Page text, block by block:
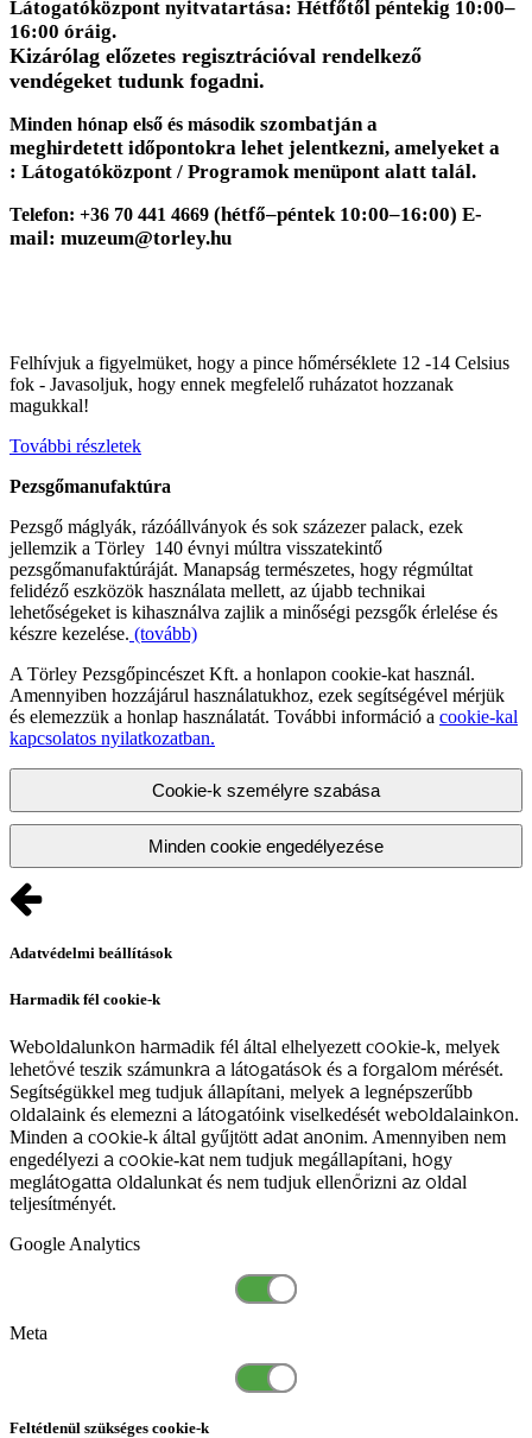
Látogatóközpont nyitvatartása: Hétfőtől péntekig 10:00–
16:00 óráig.
Kizárólag előzetes regisztrációval rendelkező
vendégeket tudunk fogadni.
Minden hónap első és második szombatján a
meghirdetett időpontokra lehet jelentkezni, amelyeket a
: Látogatóközpont / Programok menüpont alatt talál.
Telefon: +36 70 441 4669 (hétfő–péntek 10:00–16:00) E-
mail: muzeum@torley.hu
Felhívjuk a figyelmüket, hogy a pince hőmérséklete 12 -14 Celsius
fok - Javasoljuk, hogy ennek megfelelő ruházatot hozzanak
magukkal!
További részletek
Pezsgőmanufaktúra
Pezsgő máglyák, rázóállványok és sok százezer palack, ezek
jellemzik a Törley 140 évnyi múltra visszatekintő
pezsgőmanufaktúráját. Manapság természetes, hogy régmúltat
felidéző eszközök használata mellett, az újabb technikai
lehetőségeket is kihasználva zajlik a minőségi pezsgők érlelése és
készre kezelése. (tovább)
A Törley Pezsgőpincészet Kft. a honlapon cookie-kat használ.
Amennyiben hozzájárul használatukhoz, ezek segítségével mérjük
és elemezzük a honlap használatát. További információ a cookie-kal
kapcsolatos nyilatkozatban.
Cookie-k személyre szabása
Minden cookie engedélyezése
Adatvédelmi beállítások
Harmadik fél cookie-k
Weboldalunkon harmadik fél által elhelyezett cookie-k, melyek
lehetővé teszik számunkra a látogatások és a forgalom mérését.
Segítségükkel meg tudjuk állapítani, melyek a legnépszerűbb
oldalaink és elemezni a látogatóink viselkedését weboldalainkon.
Minden a cookie-k által gyűjtött adat anonim. Amennyiben nem
engedélyezi a cookie-kat nem tudjuk megállapítani, hogy
meglátogatta oldalunkat és nem tudjuk ellenőrizni az oldal
teljesítményét.
Google Analytics
Meta
Feltétlenül szükséges cookie-k